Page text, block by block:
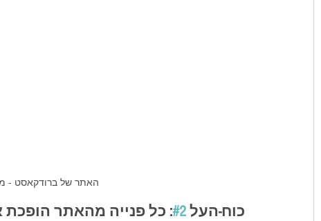
האתר של ברודקאסט -
כוח-העל #2: כל פנייה מהאתר